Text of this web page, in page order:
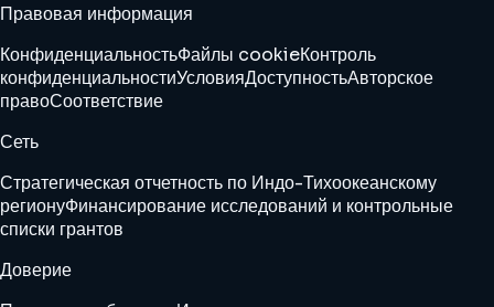
Правовая информация
КонфиденциальностьФайлы cookieКонтроль
конфиденциальностиУсловияДоступностьАвторское
правоСоответствие
Сеть
Стратегическая отчетность по Индо-Тихоокеанскому
регионуФинансирование исследований и контрольные
списки грантов
Доверие